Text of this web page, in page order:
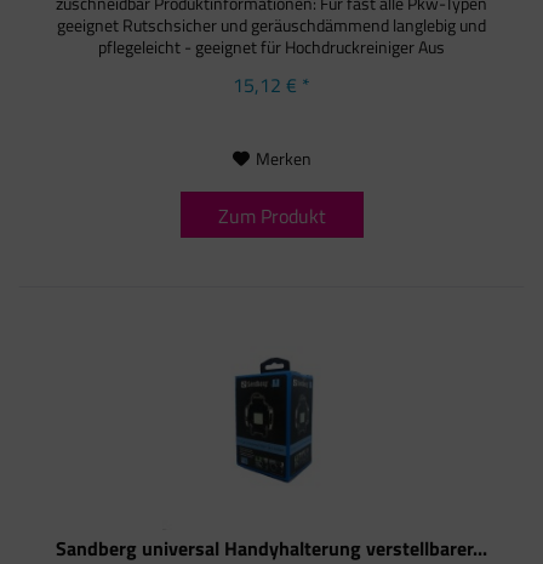
geeignet Rutschsicher und geräuschdämmend langlebig und
pflegeleicht - geeignet für Hochdruckreiniger Aus
15,12 € *
Merken
Zum Produkt
Sandberg universal Handyhalterung verstellbarer...